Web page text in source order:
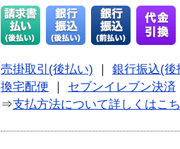
売掛取引(後払い)
銀行振込(後
換宅配便
セブンイレブン決済
⇒支払方法について詳しくはこ